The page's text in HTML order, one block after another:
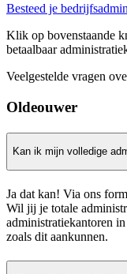
Besteed je
Klik op bovenstaande
betaalbaar
Veelgestelde vragen
Oldeouwer
Kan ik mijn volledige
Ja dat kan! Via ons
Wil jij je totale
administratiekantoren
zoals dit aankunnen.